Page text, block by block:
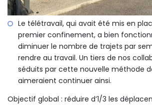
Le télétravail, qui avait été mis en
premier confinement, a bien
diminuer le nombre de trajets par
rendre au travail. Un tiers de nos
séduits par cette nouvelle méthode
aimeraient continuer ainsi.
Objectif global : réduire d’1/3 les